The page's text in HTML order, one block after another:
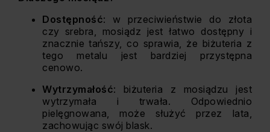
Dostępność: w przeciwieństwie do złota
czy srebra, mosiądz jest łatwo dostępny i
znacznie tańszy, co sprawia, że biżuteria z
tego metalu jest bardziej przystępna
cenowo.
Wytrzymałość: biżuteria z mosiądzu jest
wytrzymała i trwała. Odpowiednio
pielęgnowana, może służyć przez lata,
zachowując swój blask.